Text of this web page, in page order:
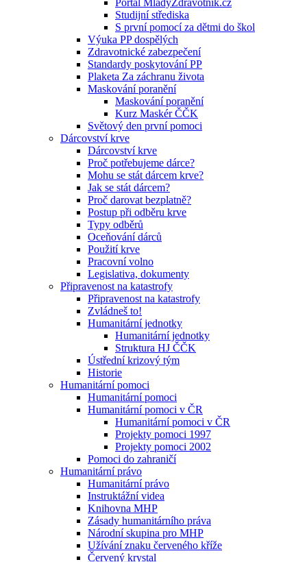
Portál MladyZdravotnik.cz
Studijní střediska
S první pomocí za dětmi do škol
Výuka PP dospělých
Zdravotnické zabezpečení
Standardy poskytování PP
Plaketa Za záchranu života
Maskování poranění
Maskování poranění
Kurz Maskér ČČK
Světový den první pomoci
Dárcovství krve
Dárcovství krve
Proč potřebujeme dárce?
Mohu se stát dárcem krve?
Jak se stát dárcem?
Proč darovat bezplatně?
Postup při odběru krve
Typy odběrů
Oceňování dárců
Použití krve
Pracovní volno
Legislativa, dokumenty
Připravenost na katastrofy
Připravenost na katastrofy
Zvládneš to!
Humanitární jednotky
Humanitární jednotky
Struktura HJ ČČK
Ústřední krizový tým
Historie
Humanitární pomoci
Humanitární pomoci
Humanitární pomoci v ČR
Humanitární pomoci v ČR
Projekty pomoci 1997
Projekty pomoci 2002
Pomoci do zahraničí
Humanitární právo
Humanitární právo
Instruktážní videa
Knihovna MHP
Zásady humanitárního práva
Národní skupina pro MHP
Užívání znaku červeného kříže
Červený krystal